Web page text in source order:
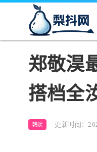
郑敬淏
搭档全
韩娱 更新时间：